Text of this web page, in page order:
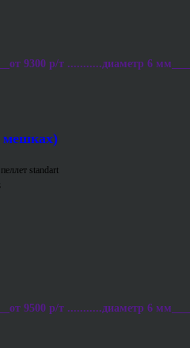
9300 р/т ...........диаметр 6
мешках)
standart
9500 р/т ...........диаметр 6